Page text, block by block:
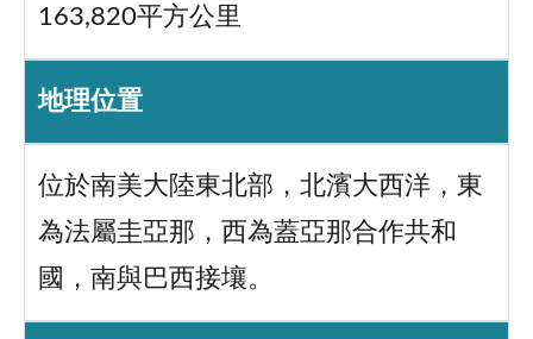
163,820平方公里
地理位置
位於南美大陸東北部，北濱大西洋，東
為法屬圭亞那，西為蓋亞那合作共和
國，南與巴西接壤。